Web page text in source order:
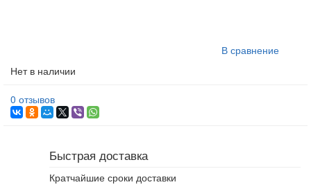
В сравнение
Нет в наличии
0 отзывов
Быстрая доставка
Кратчайшие сроки доставки